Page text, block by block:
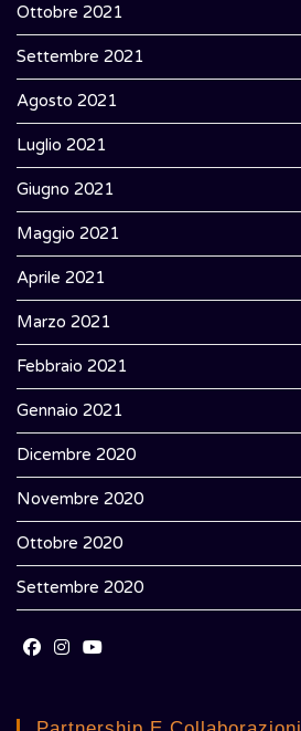
Ottobre 2021
Settembre 2021
Agosto 2021
Luglio 2021
Giugno 2021
Maggio 2021
Aprile 2021
Marzo 2021
Febbraio 2021
Gennaio 2021
Dicembre 2020
Novembre 2020
Ottobre 2020
Settembre 2020